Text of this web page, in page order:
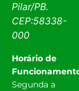
Pilar/PB.
CEP:58338-
000
Horário de
Segunda a